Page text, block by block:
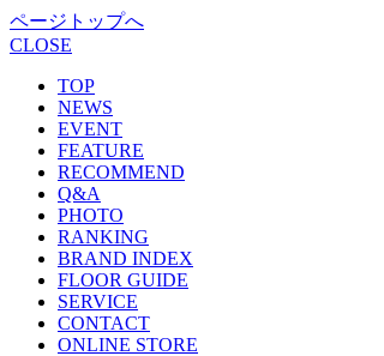
ページトップへ
CLOSE
TOP
NEWS
EVENT
FEATURE
RECOMMEND
Q&A
PHOTO
RANKING
BRAND INDEX
FLOOR GUIDE
SERVICE
CONTACT
ONLINE STORE